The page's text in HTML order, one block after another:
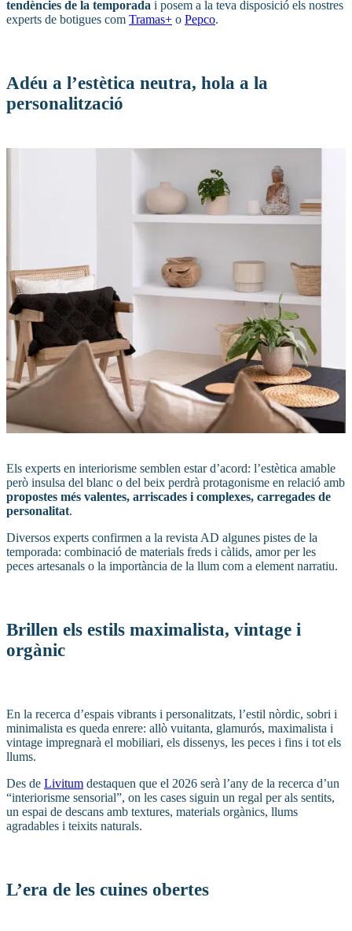
tendències de la temporada i posem a la teva disposició els nostres
experts de botigues com Tramas+ o Pepco.
Adéu a l’estètica neutra, hola a la
personalització
Els experts en interiorisme semblen estar d’acord: l’estètica amable
però insulsa del blanc o del beix perdrà protagonisme en relació amb
propostes més valentes, arriscades i complexes, carregades de
personalitat.
Diversos experts confirmen a la revista AD algunes pistes de la
temporada: combinació de materials freds i càlids, amor per les
peces artesanals o la importància de la llum com a element narratiu.
Brillen els estils maximalista, vintage i
orgànic
En la recerca d’espais vibrants i personalitzats, l’estil nòrdic, sobri i
minimalista es queda enrere: allò vuitanta, glamurós, maximalista i
vintage impregnarà el mobiliari, els dissenys, les peces i fins i tot els
llums.
Des de Livitum destaquen que el 2026 serà l’any de la recerca d’un
“interiorisme sensorial”, on les cases siguin un regal per als sentits,
un espai de descans amb textures, materials orgànics, llums
agradables i teixits naturals.
L’era de les cuines obertes